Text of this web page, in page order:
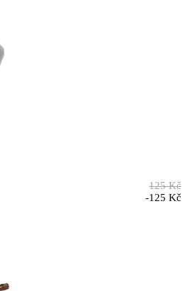
125 Kč
-125 Kč